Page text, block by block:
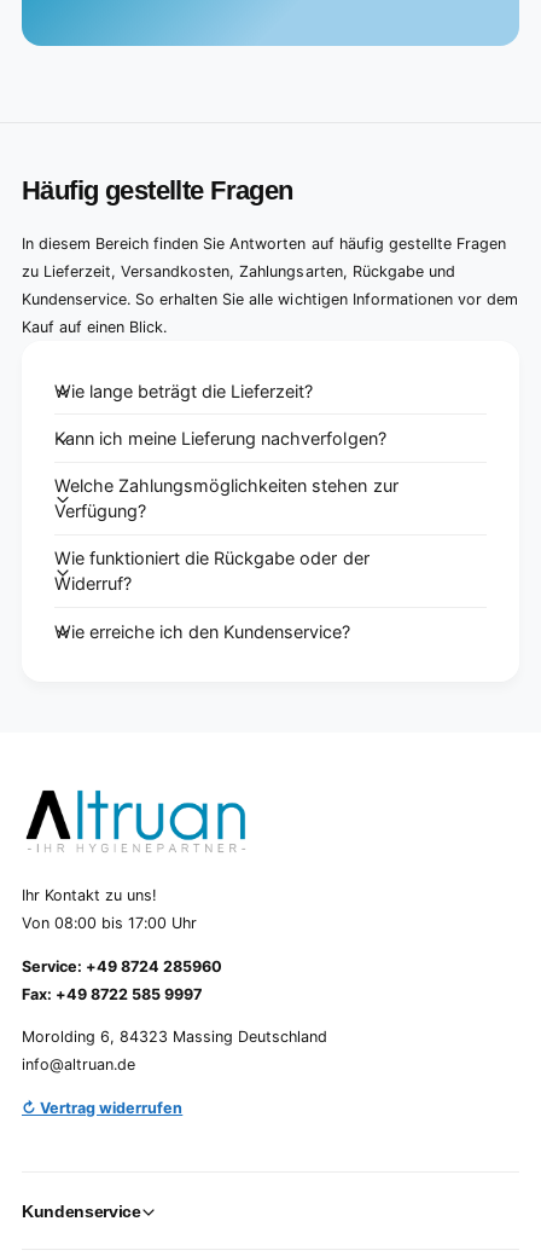
Häufig gestellte Fragen
In diesem Bereich finden Sie Antworten auf häufig gestellte Fragen
zu Lieferzeit, Versandkosten, Zahlungsarten, Rückgabe und
Kundenservice. So erhalten Sie alle wichtigen Informationen vor dem
Kauf auf einen Blick.
Wie lange beträgt die Lieferzeit?
Kann ich meine Lieferung nachverfolgen?
Welche Zahlungsmöglichkeiten stehen zur
Verfügung?
Wie funktioniert die Rückgabe oder der
Widerruf?
Wie erreiche ich den Kundenservice?
Ihr Kontakt zu uns!
Von 08:00 bis 17:00 Uhr
Service: +49 8724 285960
Fax: +49 8722 585 9997
Morolding 6, 84323 Massing Deutschland
info@altruan.de
↻ Vertrag widerrufen
Kundenservice